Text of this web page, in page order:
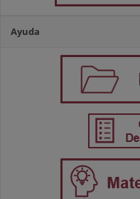
Ayuda